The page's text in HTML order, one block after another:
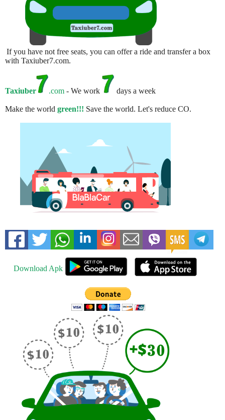
If you have not free seats, you can offer a ride and transfer a box
with Taxiuber7.com.
Taxiuber .com - We work days a week
Make the world green!!! Save the world. Let's reduce CO.
Download Apk